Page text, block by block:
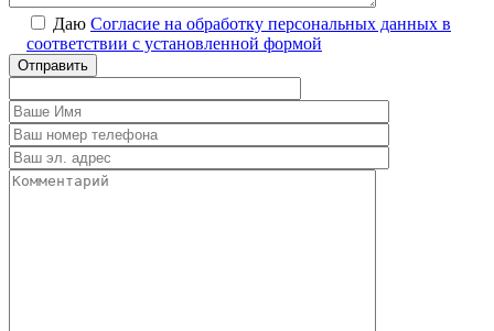
Даю Согласие на обработку персональных данных в
соответствии с установленной формой
Отправить